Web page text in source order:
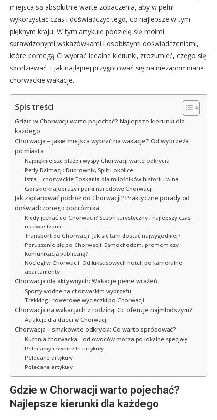
miejsca są absolutnie warte zobaczenia, aby w pełni
wykorzystać czas i doświadczyć tego, co najlepsze w tym
pięknym kraju. W tym artykule podzielę się moimi
sprawdzonymi wskazówkami i osobistymi doświadczeniami,
które pomogą Ci wybrać idealne kierunki, zrozumieć, czego się
spodziewać, i jak najlepiej przygotować się na niezapomniane
chorwackie wakacje.
Spis treści
Gdzie w Chorwacji warto pojechać? Najlepsze kierunki dla
każdego
Chorwacja – jakie miejsca wybrać na wakacje? Od wybrzeża
po miasta
Najpiękniejsze plaże i wyspy Chorwacji warte odkrycia
Perły Dalmacji: Dubrownik, Split i okolice
Istra – chorwackie Toskania dla miłośników historii i wina
Górskie krajobrazy i parki narodowe Chorwacji
Jak zaplanować podróż do Chorwacji? Praktyczne porady od
doświadczonego podróżnika
Kiedy jechać do Chorwacji? Sezon turystyczny i najlepszy czas
na zwiedzanie
Transport do Chorwacji: Jak się tam dostać najwygodniej?
Poruszanie się po Chorwacji: Samochodem, promem czy
komunikacją publiczną?
Noclegi w Chorwacji: Od luksusowych hoteli po kameralne
apartamenty
Chorwacja dla aktywnych: Wakacje pełne wrażeń
Sporty wodne na chorwackim wybrzeżu
Trekking i rowerowe wycieczki po Chorwacji
Chorwacja na wakacjach z rodziną: Co oferuje najmłodszym?
Atrakcje dla dzieci w Chorwacji
Chorwacja – smakowite odkrycia: Co warto spróbować?
Kuchnia chorwacka – od owoców morza po lokalne specjały
Polecamy również te artykuły:
Polecane artykuły
Polecane artykuły
Gdzie w Chorwacji warto pojechać?
Najlepsze kierunki dla każdego